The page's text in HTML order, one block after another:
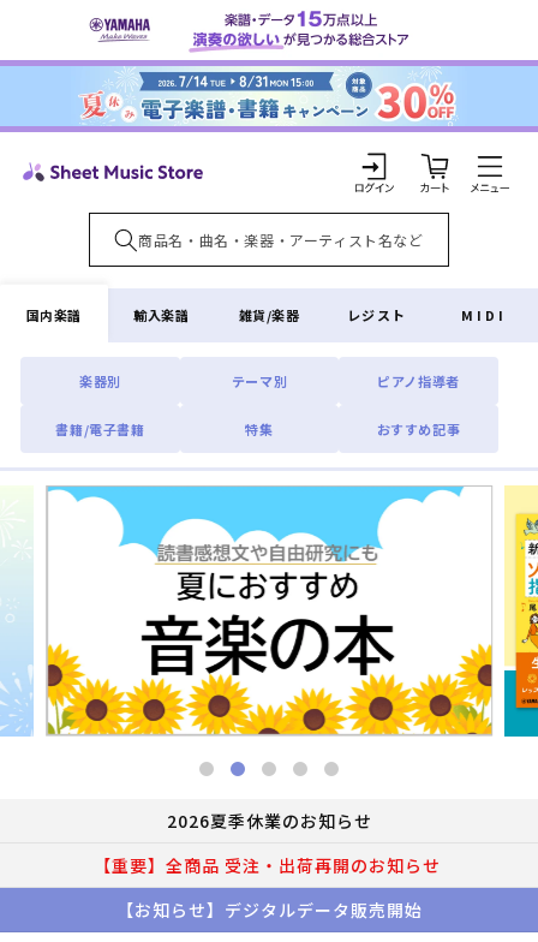
ンツに
ロ
グ
イ
ン
カ
ー
ト
国内楽譜
楽器別 テーマ別 ピアノ指導者
書籍/電子書籍 特集 おすすめ記事
輸入楽譜 雑貨/楽器 レジスト MIDI
2026夏季休業のお知らせ
【重要】全商品 受注・出荷再開のお知らせ
【お知らせ】デジタルデータ販売開始